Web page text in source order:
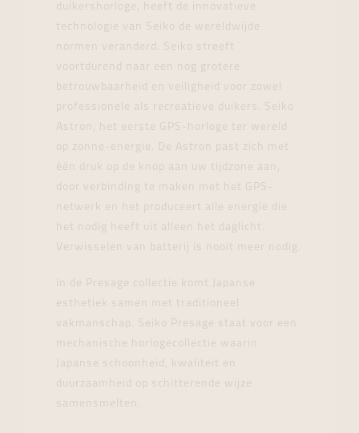
duikershorloge, heeft de innovatieve
technologie van Seiko de wereldwijde
normen veranderd. Seiko streeft
voortdurend naar een nog grotere
betrouwbaarheid en veiligheid voor zowel
professionele als recreatieve duikers. Seiko
Astron, het eerste GPS-horloge ter wereld
op zonne-energie. De Astron past zich met
één druk op de knop aan uw tijdzone aan,
door verbinding te maken met het GPS-
netwerk en het produceert alle energie die
het nodig heeft uit alleen het daglicht.
Verwisselen van batterij is nooit meer nodig.
In de Presage collectie komt Japanse
esthetiek samen met traditioneel
vakmanschap. Seiko Presage staat voor een
mechanische horlogecollectie waarin
Japanse schoonheid, kwaliteit en
duurzaamheid op schitterende wijze
samensmelten.